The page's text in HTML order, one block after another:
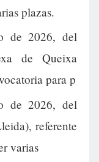
plazas.
de 2026, del
de Queixa
para p
de 2026, del
referente
varias